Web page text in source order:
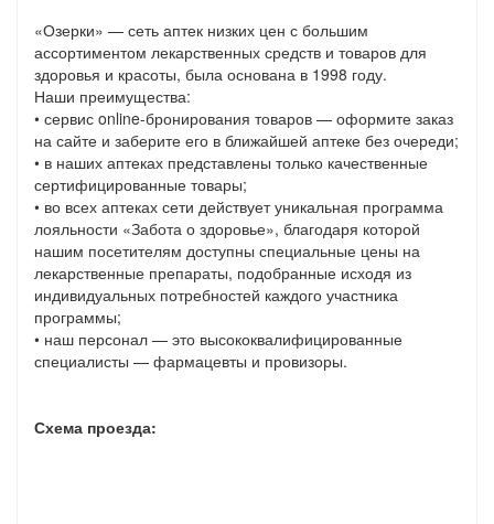
«Озерки» — сеть аптек низких цен с большим
ассортиментом лекарственных средств и товаров для
здоровья и красоты, была основана в 1998 году.
Наши преимущества:
• сервис online-бронирования товаров — оформите заказ
на сайте и заберите его в ближайшей аптеке без очереди;
• в наших аптеках представлены только качественные
сертифицированные товары;
• во всех аптеках сети действует уникальная программа
лояльности «Забота о здоровье», благодаря которой
нашим посетителям доступны специальные цены на
лекарственные препараты, подобранные исходя из
индивидуальных потребностей каждого участника
программы;
• наш персонал — это высококвалифицированные
специалисты — фармацевты и провизоры.
Схема проезда: